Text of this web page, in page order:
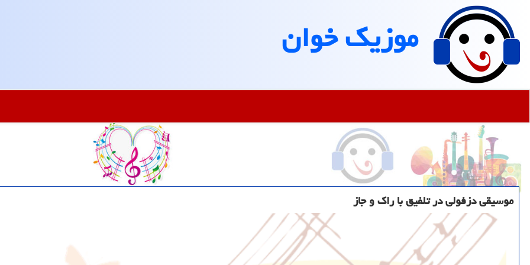
موزیك خوان
موسیقی دزفولی در تلفیق با راک و جاز